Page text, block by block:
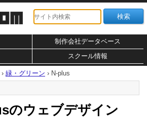
制作会社データベース
スクール情報
› 緑・グリーン › N-plus
のウェブデザイン